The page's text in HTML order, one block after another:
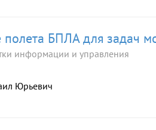
БПЛА для задач
информации и управления
Юрьевич